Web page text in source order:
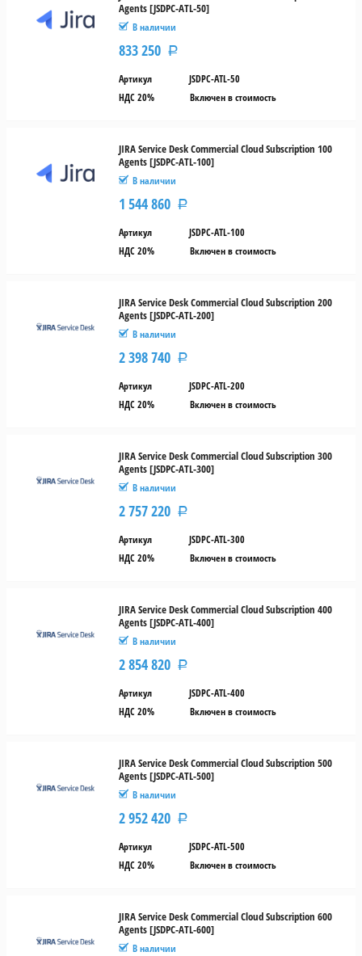
Agents [JSDPC-ATL-50]
В наличии
833 250 Р
Артикул
JSDPC-ATL-50
НДС 20%
Включен в стоимость
JIRA Service Desk Commercial Cloud Subscription 100
Agents [JSDPC-ATL-100]
В наличии
1 544 860 Р
Артикул
JSDPC-ATL-100
НДС 20%
Включен в стоимость
JIRA Service Desk Commercial Cloud Subscription 200
Agents [JSDPC-ATL-200]
В наличии
2 398 740 Р
Артикул
JSDPC-ATL-200
НДС 20%
Включен в стоимость
JIRA Service Desk Commercial Cloud Subscription 300
Agents [JSDPC-ATL-300]
В наличии
2 757 220 Р
Артикул
JSDPC-ATL-300
НДС 20%
Включен в стоимость
JIRA Service Desk Commercial Cloud Subscription 400
Agents [JSDPC-ATL-400]
В наличии
2 854 820 Р
Артикул
JSDPC-ATL-400
НДС 20%
Включен в стоимость
JIRA Service Desk Commercial Cloud Subscription 500
Agents [JSDPC-ATL-500]
В наличии
2 952 420 Р
Артикул
JSDPC-ATL-500
НДС 20%
Включен в стоимость
JIRA Service Desk Commercial Cloud Subscription 600
Agents [JSDPC-ATL-600]
В наличии